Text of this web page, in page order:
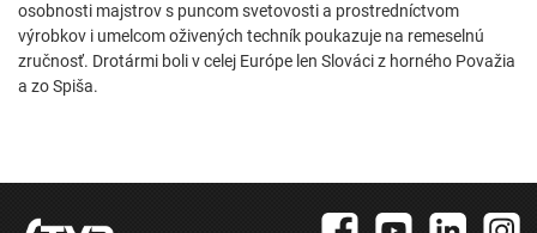
osobnosti majstrov s puncom svetovosti a prostredníctvom
výrobkov i umelcom oživených techník poukazuje na remeselnú
zručnosť. Drotármi boli v celej Európe len Slováci z horného Považia
a zo Spiša.